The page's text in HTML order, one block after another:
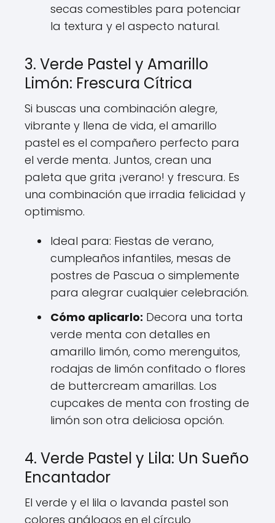
secas comestibles para potenciar
la textura y el aspecto natural.
3. Verde Pastel y Amarillo
Limón: Frescura Cítrica
Si buscas una combinación alegre,
vibrante y llena de vida, el amarillo
pastel es el compañero perfecto para
el verde menta. Juntos, crean una
paleta que grita ¡verano! y frescura. Es
una combinación que irradia felicidad y
optimismo.
Ideal para: Fiestas de verano,
cumpleaños infantiles, mesas de
postres de Pascua o simplemente
para alegrar cualquier celebración.
Cómo aplicarlo: Decora una torta
verde menta con detalles en
amarillo limón, como merenguitos,
rodajas de limón confitado o flores
de buttercream amarillas. Los
cupcakes de menta con frosting de
limón son otra deliciosa opción.
4. Verde Pastel y Lila: Un Sueño
Encantador
El verde y el lila o lavanda pastel son
colores análogos en el círculo